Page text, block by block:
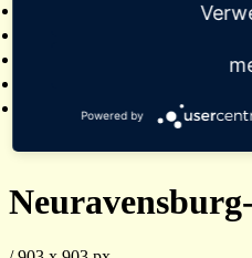
KontaktPowered by